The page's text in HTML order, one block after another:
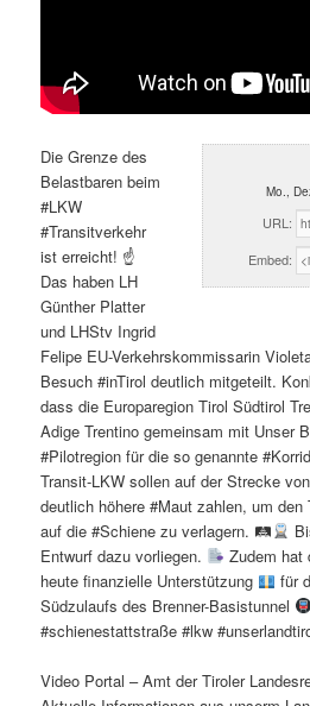
Mo.,
URL:
Embed:
Die Grenze des
Belastbaren beim
#LKW
#Transitverkehr
ist erreicht! ☝
Das haben LH
Günther Platter
und LHStv Ingrid
Felipe EU-Verkehrskommissarin
Besuch #inTirol deutlich mitgeteilt.
dass die Europaregion Tirol Südtirol
Adige Trentino gemeinsam mit Unser
#Pilotregion für die so genannte
Transit-LKW sollen auf der Strecke
deutlich höhere #Maut zahlen, um
auf die #Schiene zu verlagern. 🛤
Entwurf dazu vorliegen.
Zudem hat
heute finanzielle Unterstützung
für
Südzulaufs des Brenner-Basistunnel
#schienestattstraße #lkw
Video Portal – Amt der Tiroler